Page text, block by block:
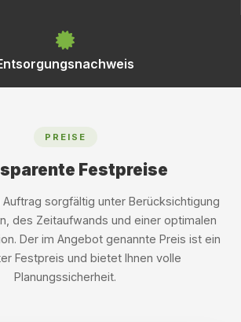
PREISE
Festpreise
sorgfältig unter Berücksichtigung
des Zeitaufwands und einer optimalen
Der im Angebot genannte Preis ist ein
Festpreis und bietet Ihnen volle
Planungssicherheit.